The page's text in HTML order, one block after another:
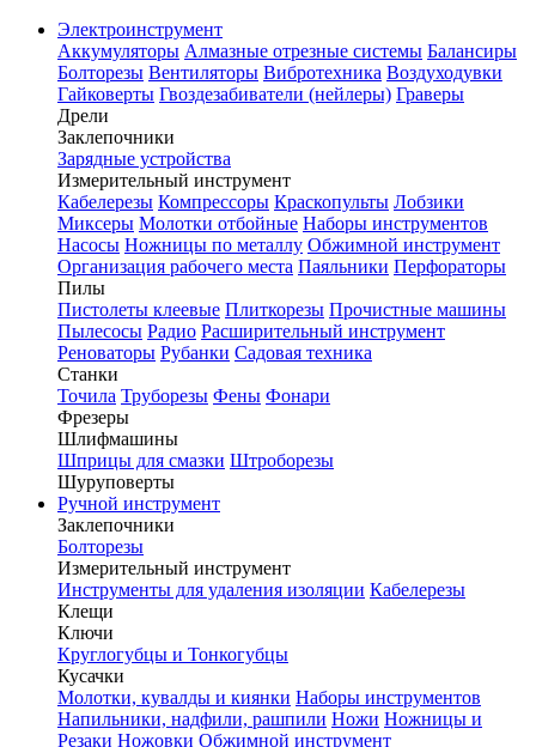
Электроинструмент
Аккумуляторы Алмазные отрезные системы Балансиры
Болторезы Вентиляторы Вибротехника Воздуходувки
Гайковерты Гвоздезабиватели (нейлеры) Граверы
Дрели
Заклепочники
Зарядные устройства
Измерительный инструмент
Кабелерезы Компрессоры Краскопульты Лобзики
Миксеры Молотки отбойные Наборы инструментов
Насосы Ножницы по металлу Обжимной инструмент
Организация рабочего места Паяльники Перфораторы
Пилы
Пистолеты клеевые Плиткорезы Прочистные машины
Пылесосы Радио Расширительный инструмент
Реноваторы Рубанки Садовая техника
Станки
Точила Труборезы Фены Фонари
Фрезеры
Шлифмашины
Шприцы для смазки Штроборезы
Шуруповерты
Ручной инструмент
Заклепочники
Болторезы
Измерительный инструмент
Инструменты для удаления изоляции Кабелерезы
Клещи
Ключи
Круглогубцы и Тонкогубцы
Кусачки
Молотки, кувалды и киянки Наборы инструментов
Напильники, надфили, рашпили Ножи Ножницы и
Резаки Ножовки Обжимной инструмент